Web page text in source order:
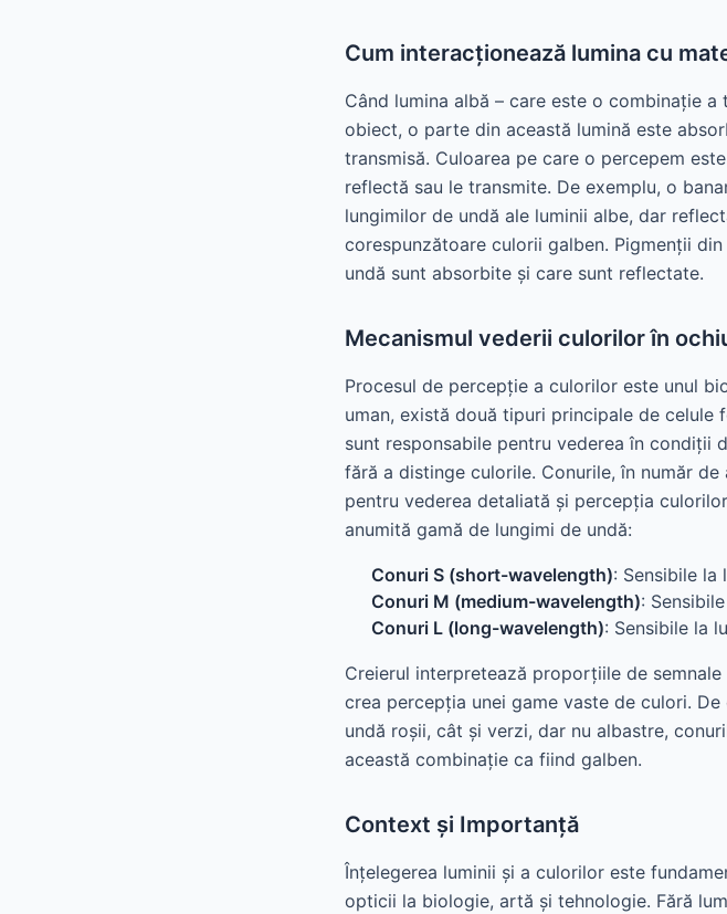
Cum interacționează lumina cu
Când lumina albă – care este o combinație
obiect, o parte din această lumină este
transmisă. Culoarea pe care o percepem
reflectă sau le transmite. De exemplu, o
lungimilor de undă ale luminii albe, dar
corespunzătoare culorii galben. Pigmenții
undă sunt absorbite și care sunt reflectate.
Mecanismul vederii culorilor în
Procesul de percepție a culorilor este unul
uman, există două tipuri principale de celule
sunt responsabile pentru vederea în condiții
fără a distinge culorile. Conurile, în număr
pentru vederea detaliată și percepția
anumită gamă de lungimi de undă:
Conuri S (short-wavelength): Sensibile la
Conuri M (medium-wavelength):
Conuri L (long-wavelength): Sensibile la
Creierul interpretează proporțiile de
crea percepția unei game vaste de culori.
undă roșii, cât și verzi, dar nu albastre,
această combinație ca fiind galben.
Context și Importanță
Înțelegerea luminii și a culorilor este
opticii la biologie, artă și tehnologie. Fără